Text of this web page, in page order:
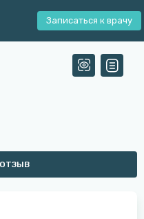
Записаться к врачу